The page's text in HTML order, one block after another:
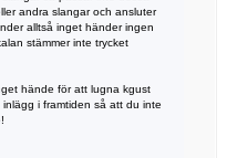
andra slangar och ansluter
alltså inget händer ingen
stämmer inte trycket
hände för att lugna kgust
i framtiden så att du inte